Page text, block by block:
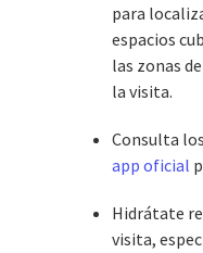
para
espacios
las zonas
la visita.
Consulta
app oficial
Hidrátate
visita,